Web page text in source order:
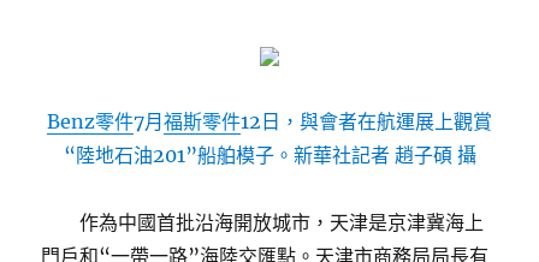
Benz零件7月 福斯零件12日，與會者在航運展上觀賞
“陸地石油201”船舶模子。新華社記者 趙子碩 攝
作為中國首批沿海開放城市，天津是京津冀海上
門戶和“一帶一路”海陸交匯點。天津市商務局局長有